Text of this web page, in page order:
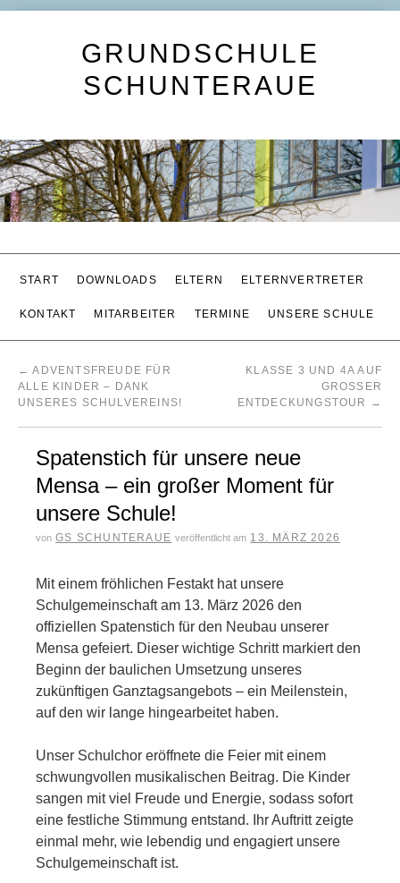
GRUNDSCHULE
SCHUNTERAUE
START DOWNLOADS ELTERN ELTERNVERTRETER
KONTAKT MITARBEITER TERMINE UNSERE SCHULE
← ADVENTSFREUDE FÜR
ALLE KINDER – DANK
UNSERES SCHULVEREINS!
KLASSE 3 UND 4A AUF
GROSSER E
NTDECKUNGSTOUR
→
Spatenstich für unsere neue
Mensa – ein großer Moment für
unsere Schule!
von GS SCHUNTERAUE veröffentlicht am 13. MÄRZ 2026
Mit einem fröhlichen Festakt hat unsere
Schulgemeinschaft am 13. März 2026 den
offiziellen Spatenstich für den Neubau unserer
Mensa gefeiert. Dieser wichtige Schritt markiert den
Beginn der baulichen Umsetzung unseres
zukünftigen Ganztagsangebots – ein Meilenstein,
auf den wir lange hingearbeitet haben.
Unser Schulchor eröffnete die Feier mit einem
schwungvollen musikalischen Beitrag. Die Kinder
sangen mit viel Freude und Energie, sodass sofort
eine festliche Stimmung entstand. Ihr Auftritt zeigte
einmal mehr, wie lebendig und engagiert unsere
Schulgemeinschaft ist.